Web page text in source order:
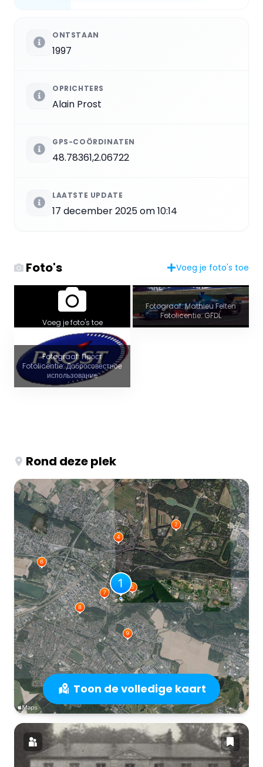
ONTSTAAN
1997
OPRICHTERS
Alain Prost
GPS-COÖRDINATEN
48.78361,2.06722
LAATSTE UPDATE
17 december 2025 om 10:14
Foto's Voeg je foto's toe
Voeg je foto's toe
Fotograaf: Mathieu Felten
Fotolicentie: GFDL
Fotograaf: Прост
Fotolicentie: Добросовестное
использование
Rond deze plek
Toon de volledige kaart